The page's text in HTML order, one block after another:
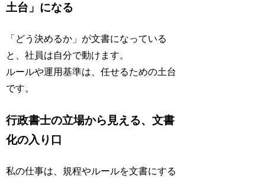
土台」になる
「どう決めるか」が文書になっている
と、社員は自分で動けます。
ルールや運用基準は、任せるための土台
です。
行政書士の立場から見える、文書
化の入り口
私の仕事は、規程やルールを文書にする